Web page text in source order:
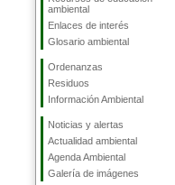
ambiental
Enlaces de interés
Glosario ambiental
Ordenanzas
Residuos
Información Ambiental
Noticias y alertas
Actualidad ambiental
Agenda Ambiental
Galería de imágenes